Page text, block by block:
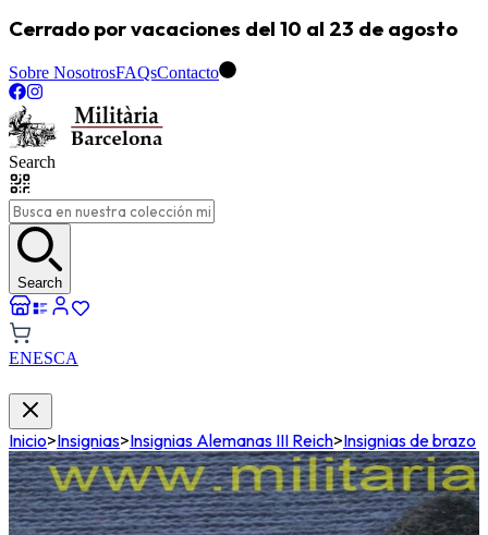
Cerrado por vacaciones del 10 al 23 de agosto
Sobre NosotrosFAQsContacto
Search
Search
ENESCA
Inicio>Insignias>Insignias Alemanas III Reich>Insignias de brazo